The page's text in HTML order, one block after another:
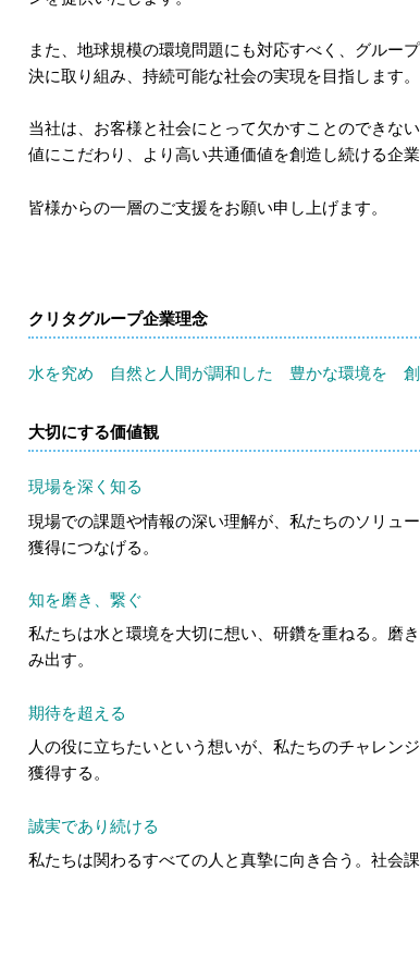
また、地球規模の環境問題にも対応すべく、グルー
決に取り組み、持続可能な社会の実現を目指します。
当社は、お客様と社会にとって欠かすことのできな
値にこだわり、より高い共通価値を創造し続ける企
皆様からの一層のご支援をお願い申し上げます。
クリタグループ企業理念
水を究め 自然と人間が調和した 豊かな環境を 創
大切にする価値観
現場を深く知る
現場での課題や情報の深い理解が、私たちのソリュ
獲得につなげる。
知を磨き、繋ぐ
私たちは水と環境を大切に想い、研鑽を重ねる。磨
み出す。
期待を超える
人の役に立ちたいという想いが、私たちのチャレン
獲得する。
誠実であり続ける
私たちは関わるすべての人と真摯に向き合う。社会